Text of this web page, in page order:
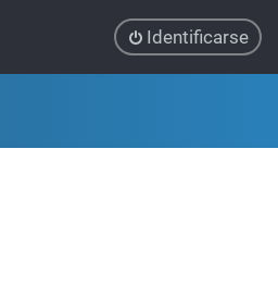
Identificarse